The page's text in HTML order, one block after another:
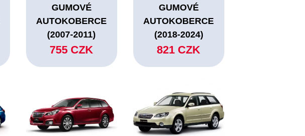
GUMOVÉ
AUTOKOBERCE
(2007-2011)
755 CZK
GUMOVÉ
AUTOKOBERCE
(2018-2024)
821 CZK